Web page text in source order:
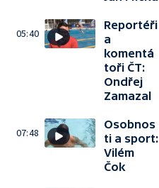
05:40
Reportéři
a
komentá
toři ČT:
Ondřej
Zamazal
07:48
Osobnos
ti a sport:
Vilém
Čok